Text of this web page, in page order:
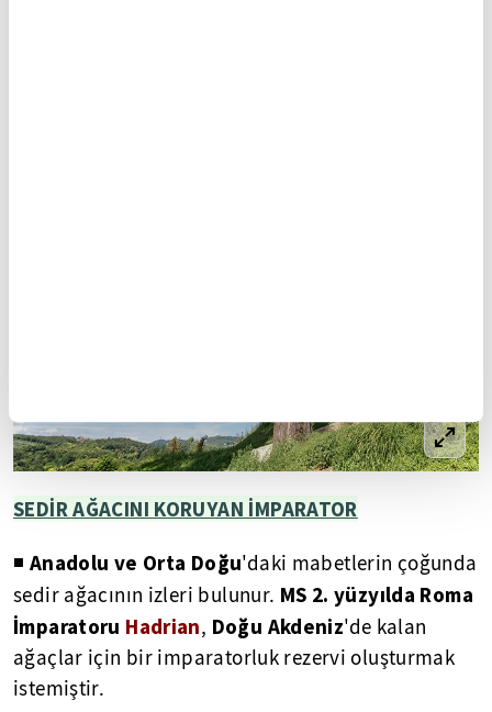
SEDİR AĞACINI KORUYAN İMPARATOR
◾ Anadolu ve Orta Doğu'daki mabetlerin çoğunda
sedir ağacının izleri bulunur. MS 2. yüzyılda Roma
İmparatoru Hadrian, Doğu Akdeniz'de kalan
ağaçlar için bir imparatorluk rezervi oluşturmak
istemiştir.